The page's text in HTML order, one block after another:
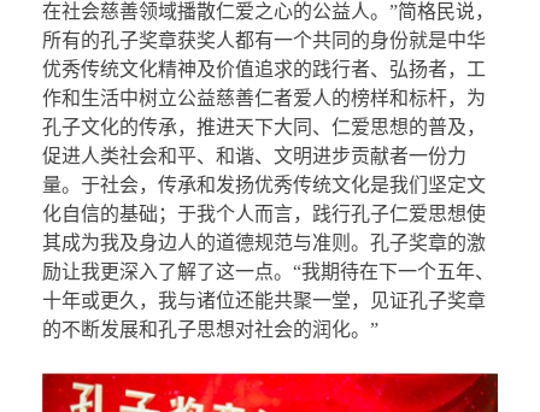
在社会慈善领域播散仁爱之心的公益人。”简格民说，
所有的孔子奖章获奖人都有一个共同的身份就是中华
优秀传统文化精神及价值追求的践行者、弘扬者，工
作和生活中树立公益慈善仁者爱人的榜样和标杆，为
孔子文化的传承，推进天下大同、仁爱思想的普及，
促进人类社会和平、和谐、文明进步贡献者一份力
量。于社会，传承和发扬优秀传统文化是我们坚定文
化自信的基础；于我个人而言，践行孔子仁爱思想使
其成为我及身边人的道德规范与准则。孔子奖章的激
励让我更深入了解了这一点。“我期待在下一个五年、
十年或更久，我与诸位还能共聚一堂，见证孔子奖章
的不断发展和孔子思想对社会的润化。”